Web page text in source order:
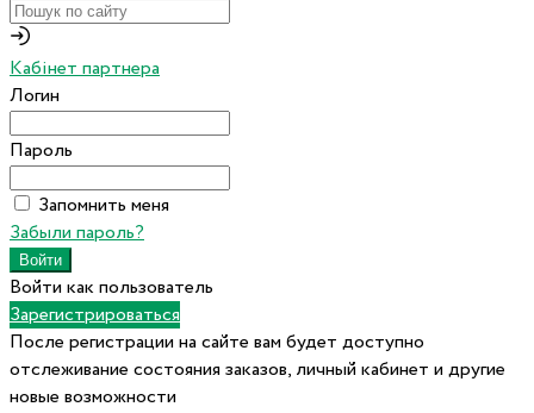
Кабінет партнера
Логин
Пароль
Запомнить меня
Забыли пароль?
Войти как пользователь
Зарегистрироваться
После регистрации на сайте вам будет доступно
отслеживание состояния заказов, личный кабинет и другие
новые возможности